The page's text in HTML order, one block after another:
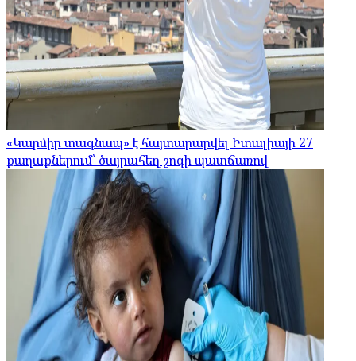
«Կարմիր տագնապ» է հայտարարվել Իտալիայի 27
քաղաքներում՝ ծայրահեղ շոգի պատճառով